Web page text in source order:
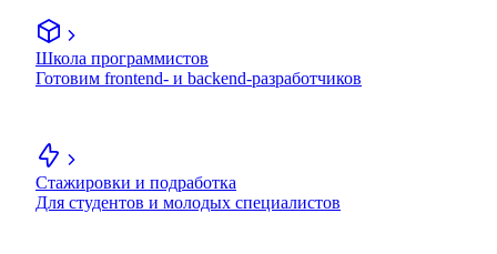
Школа программистов
Готовим frontend- и backend-разработчиков
Стажировки и подработка
Для студентов и молодых специалистов